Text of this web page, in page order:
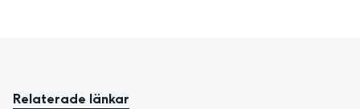
Relaterade länkar